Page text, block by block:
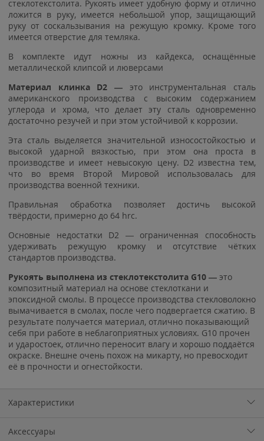
стеклотекстолита. Рукоять имеет удобную форму и отлично
ложится в руку, имеется небольшой упор, защищающий
руку от соскальзывания на режущую кромку. Кроме того
имеется отверстие для темляка.
В комплекте идут ножны из кайдекса, оснащённые
металлической клипсой и люверсами
Материал клинка D2 — это инструментальная сталь
американского производства с высоким содержанием
углерода и хрома, что делает эту сталь одновременно
достаточно резучей и при этом устойчивой к коррозии.
Эта сталь выделяется значительной износостойкостью и
высокой ударной вязкостью, при этом она проста в
производстве и имеет невысокую цену. D2 известна тем,
что во время Второй Мировой использовалась для
производства военной техники.
Правильная обработка позволяет достичь высокой
твёрдости, примерно до 64 hrc.
Основные недостатки D2 — ограниченная способность
удерживать режущую кромку и отсутствие чётких
стандартов производства.
Рукоять выполнена из стеклотекстолита G10 — это
композитный материал на основе стеклоткани и
эпоксидной смолы. В процессе производства стекловолокно
вымачивается в смолах, после чего подвергается сжатию. В
результате получается материал, отлично показывающий
себя при работе в неблагоприятных условиях. G10 прочен
и ударостоек, отлично переносит влагу и хорошо поддаётся
окраске. Внешне очень похож на микарту, но превосходит
её в прочности и огнестойкости.
Характеристики
Аксессуары